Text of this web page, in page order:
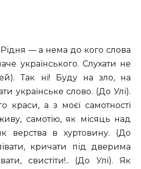
— а нема до кого слова
українського. Слухати не
Так ні! Буду на зло, на
українське слово. (До Улі).
краси, а з моєї самотності
самотію, як місяць над
верства в хуртовину. (До
кричати під дверима
свистіти!.. (До Улі). Як